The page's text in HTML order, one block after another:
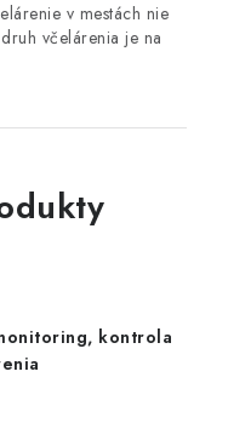
v mestách nie
včelárenia je na
kontrola